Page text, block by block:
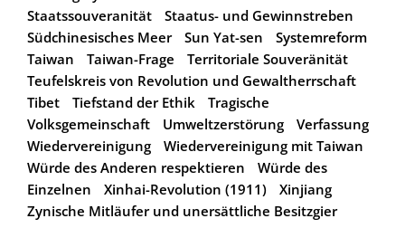
Staatssouveranität
Staatus- und Gewinnstreben
Südchinesisches Meer
Sun Yat-sen
Systemreform
Taiwan
Taiwan-Frage
Territoriale Souveränität
Teufelskreis von Revolution und Gewaltherrschaft
Tibet
Tiefstand der Ethik
Tragische
Volksgemeinschaft
Umweltzerstörung
Verfassung
Wiedervereinigung
Wiedervereinigung mit Taiwan
Würde des Anderen respektieren
Würde des
Einzelnen
Xinhai-Revolution (1911)
Xinjiang
Zynische Mitläufer und unersättliche Besitzgier